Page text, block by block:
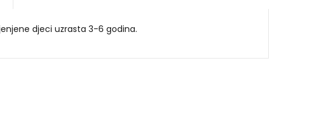
djeci uzrasta 3-6 godina.